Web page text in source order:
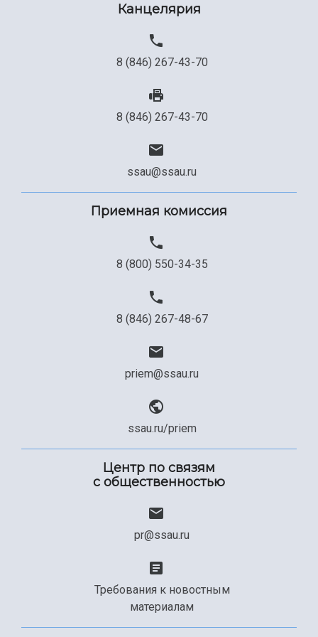
Сведения об образовательной организации
Официальные документы
Канцелярия
8 (846) 267-43-70
8 (846) 267-43-70
ssau@ssau.ru
Приемная комиссия
8 (800) 550-34-35
8 (846) 267-48-67
priem@ssau.ru
ssau.ru/priem
Центр по связям
с общественностью
pr@ssau.ru
Требования к новостным
материалам